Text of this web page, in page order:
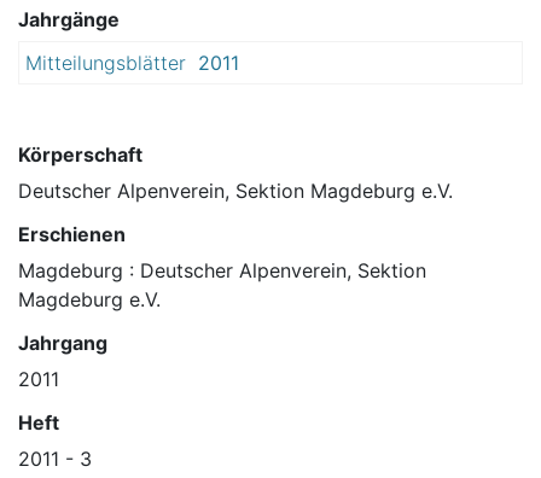
Jahrgänge
Mitteilungsblätter 2011
Körperschaft
Deutscher Alpenverein, Sektion Magdeburg e.V.
Erschienen
Magdeburg : Deutscher Alpenverein, Sektion
Magdeburg e.V.
Jahrgang
2011
Heft
2011 - 3